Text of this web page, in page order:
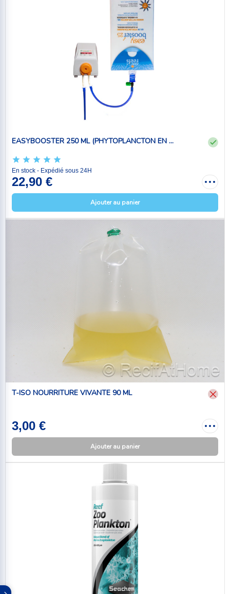
EASYBOOSTER 250 ML (PHYTOPLANCTON EN ...
En stock - Expédié sous 24H
22,90 €
Ajouter au panier
T-ISO NOURRITURE VIVANTE 90 ML
3,00 €
Ajouter au panier